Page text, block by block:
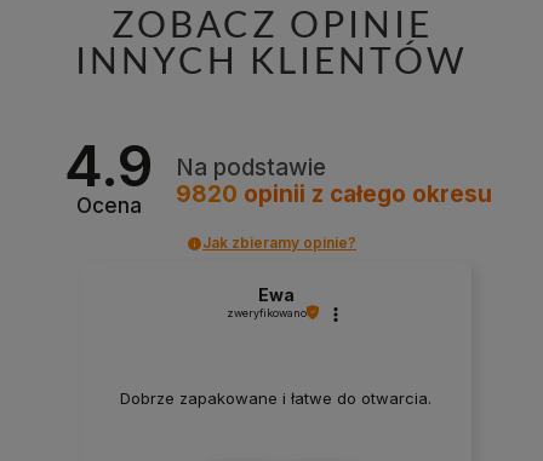
ZOBACZ OPINIE
INNYCH KLIENTÓW
4.9
Ocena
Na podstawie
9820 opinii z całego okresu
Jak zbieramy opinie?
Ewa
zweryfikowano
Dobrze zapakowane i łatwe do otwarcia.